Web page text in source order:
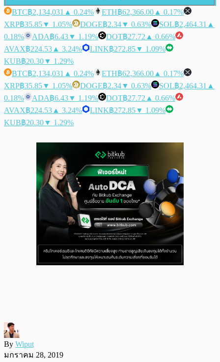
BTC฿2,134,031 ▲ 0.24% ETH฿62,366.00 ▲ 0.17%
XRP฿35.85▼ 1.05% DOGE฿2.34▼ 0.63% SOL฿2,464.31 ▲
0.18%
ADA฿6.43▼ 1.19% DOT฿27.72 ▲ 0.66%
AVAX฿224.53 ▲ 3.24% LINK฿272.85▼ 1.09%
KUB฿20.30▼ 1.29%
BTC฿2,134,031 ▲ 0.24% ETH฿62,366.00 ▲ 0.17%
XRP฿35.85▼ 1.05% DOGE฿2.34▼ 0.63% SOL฿2,464.31 ▲
0.18%
ADA฿6.43▼ 1.19% DOT฿27.72 ▲ 0.66%
AVAX฿224.53 ▲ 3.24% LINK฿272.85▼ 1.09%
KUB฿20.30▼ 1.29%
By Wiput
มกราคม 28, 2019